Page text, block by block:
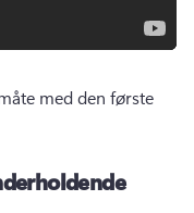
med den første